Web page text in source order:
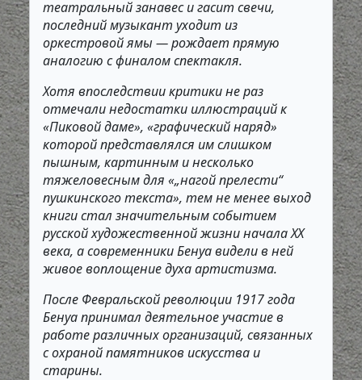
театральный занавес и гасит свечи,
последний музыкант уходит из
оркестровой ямы — рождает прямую
аналогию с финалом спектакля.
Хотя впоследствии критики не раз
отмечали недостатки иллюстраций к
«Пиковой даме», «графический наряд»
которой представлялся им слишком
пышным, картинным и несколько
тяжеловесным для «„нагой прелести“
пушкинского текста», тем не менее выход
книги стал значительным событием
русской художественной жизни начала XX
века, а современники Бенуа видели в ней
живое воплощение духа артистизма.
После Февральской революции 1917 года
Бенуа принимал деятельное участие в
работе различных организаций, связанных
с охраной памятников искусства и
старины.